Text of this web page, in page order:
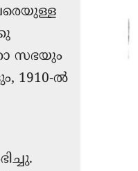
സഭയും
1910-ൽ